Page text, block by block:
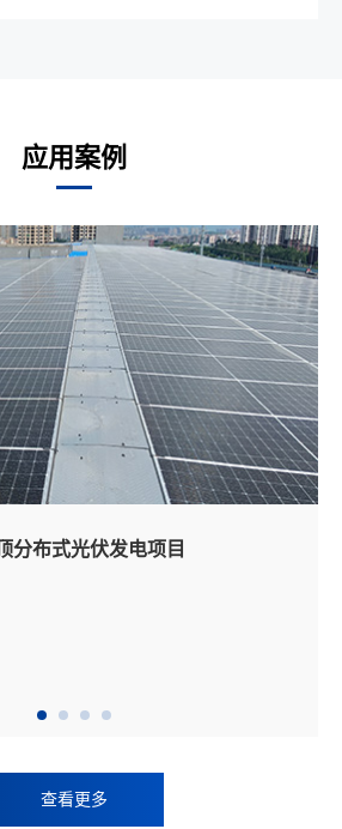
应用案例
分布式光伏发电项目
查看更多